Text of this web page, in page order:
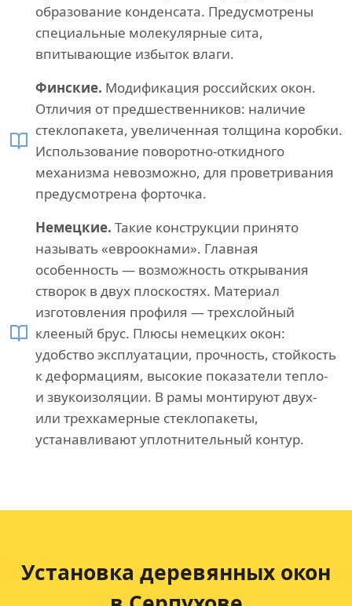
образование конденсата. Предусмотрены
специальные молекулярные сита,
впитывающие избыток влаги.
Финские. Модификация российских окон.
Отличия от предшественников: наличие
стеклопакета, увеличенная толщина коробки.
Использование поворотно-откидного
механизма невозможно, для проветривания
предусмотрена форточка.
Немецкие. Такие конструкции принято
называть «евроокнами». Главная
особенность — возможность открывания
створок в двух плоскостях. Материал
изготовления профиля — трехслойный
клееный брус. Плюсы немецких окон:
удобство эксплуатации, прочность, стойкость
к деформациям, высокие показатели тепло-
и звукоизоляции. В рамы монтируют двух-
или трехкамерные стеклопакеты,
устанавливают уплотнительный контур.
Установка деревянных окон